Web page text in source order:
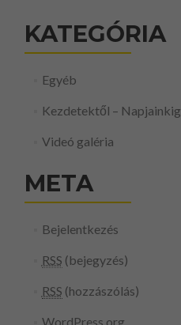
KATEGÓRIA
Egyéb
Kezdetektől – Napjainkig
Videó galéria
META
Bejelentkezés
RSS (bejegyzés)
RSS (hozzászólás)
WordPress.org